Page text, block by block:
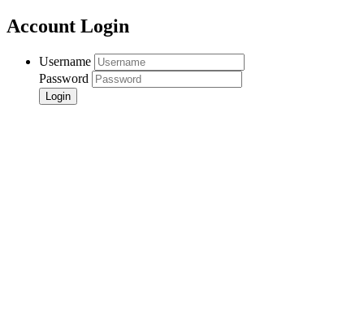
Account Login
Username
Password